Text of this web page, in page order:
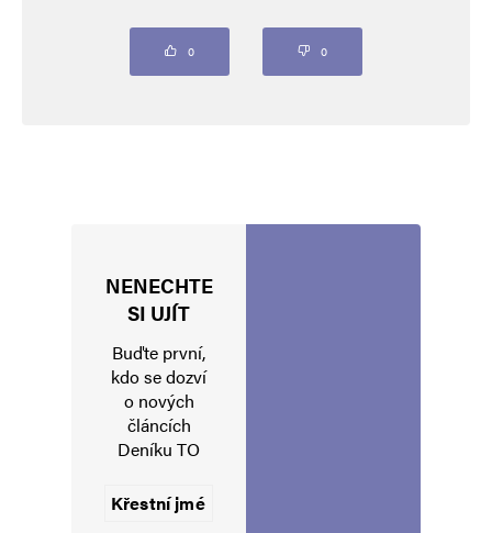
Uložit do prohlížeče jméno, e-mail a webovou stránku pro budoucí
0 0
NENECHTE
SI UJÍT
Buďte první,
kdo se dozví
o nových
článcích
Deníku TO